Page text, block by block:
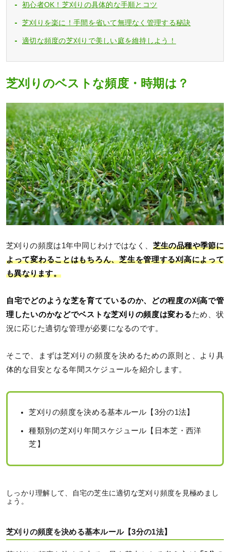
初心者OK！芝刈りの具体的な手順とコツ
芝刈りを楽に！手間を省いて無理なく管理する秘訣
適切な頻度の芝刈りで美しい庭を維持しよう！
芝刈りのベストな頻度・時期は？
芝刈りの頻度は1年中同じわけではなく、 芝生の品種や季節に
よって変わることはもちろん、芝生を管理する刈高によって
も異なります。
自宅でどのような芝を育てているのか、どの程度の刈高で管
理したいのかなどでベストな芝刈りの頻度は変わるため、状
況に応じた適切な管理が必要になるのです。
そこで、まずは芝刈りの頻度を決めるための原則と、より具
体的な目安となる年間スケジュールを紹介します。
芝刈りの頻度を決める基本ルール【3分の1法】
種類別の芝刈り年間スケジュール【日本芝・西洋
芝】
しっかり理解して、自宅の芝生に適切な芝刈り頻度を見極めまし
ょう。
芝刈りの頻度を決める基本ルール【3分の1法】